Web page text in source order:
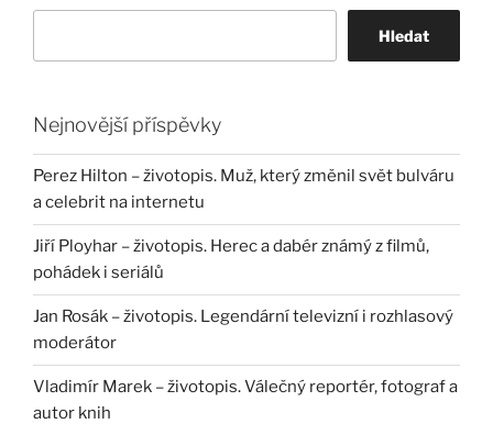
Hledat
Nejnovější příspěvky
Perez Hilton – životopis. Muž, který změnil svět bulváru
a celebrit na internetu
Jiří Ployhar – životopis. Herec a dabér známý z filmů,
pohádek i seriálů
Jan Rosák – životopis. Legendární televizní i rozhlasový
moderátor
Vladimír Marek – životopis. Válečný reportér, fotograf a
autor knih